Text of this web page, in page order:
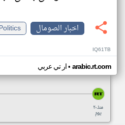
اخبار الصومال
IQ61TB
ار تي عربي• arabic.rt.com
منذ ٢٠
يوم